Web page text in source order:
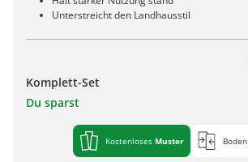
Unterstreicht den Landhausstil
Komplett-Set
Du sparst
Kostenloses Muster Boden